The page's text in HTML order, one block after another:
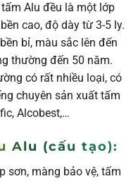
Alu đều là một lớp
cao, độ dày từ 3-5 ly.
bỉ, màu sắc lên đến
thường đến 50 năm.
có rất nhiều loại, có
chuyên sản xuất tấm
Alcobest,…
Alu (cấu tạo):
sơn, màng bảo vệ, tấm